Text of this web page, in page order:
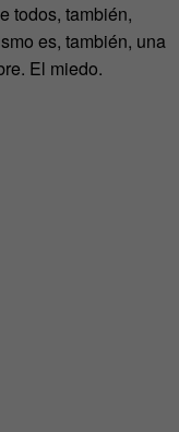
todos, también,
es, también, una
El miedo.